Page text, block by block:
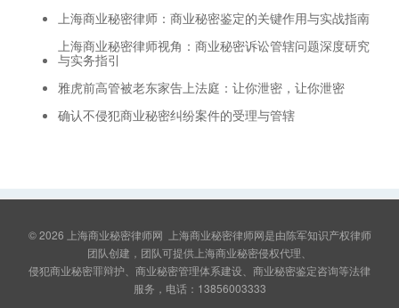
上海商业秘密律师：商业秘密鉴定的关键作用与实战指南
上海商业秘密律师视角：商业秘密诉讼管辖问题深度研究
与实务指引
雅虎前高管被老东家告上法庭：让你泄密，让你泄密
确认不侵犯商业秘密纠纷案件的受理与管辖
© 2026 上海商业秘密律师网 上海商业秘密律师网是由陈军知识产权律师
团队创建，团队可提供上海商业秘密侵权代理、
侵犯商业秘密罪辩护、商业秘密管理体系建设、商业秘密鉴定咨询等法律
服务，电话：13856003333